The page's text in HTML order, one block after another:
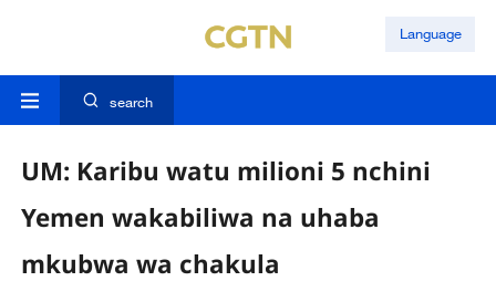
Language
search
UM: Karibu watu milioni 5 nchini
Yemen wakabiliwa na uhaba
mkubwa wa chakula